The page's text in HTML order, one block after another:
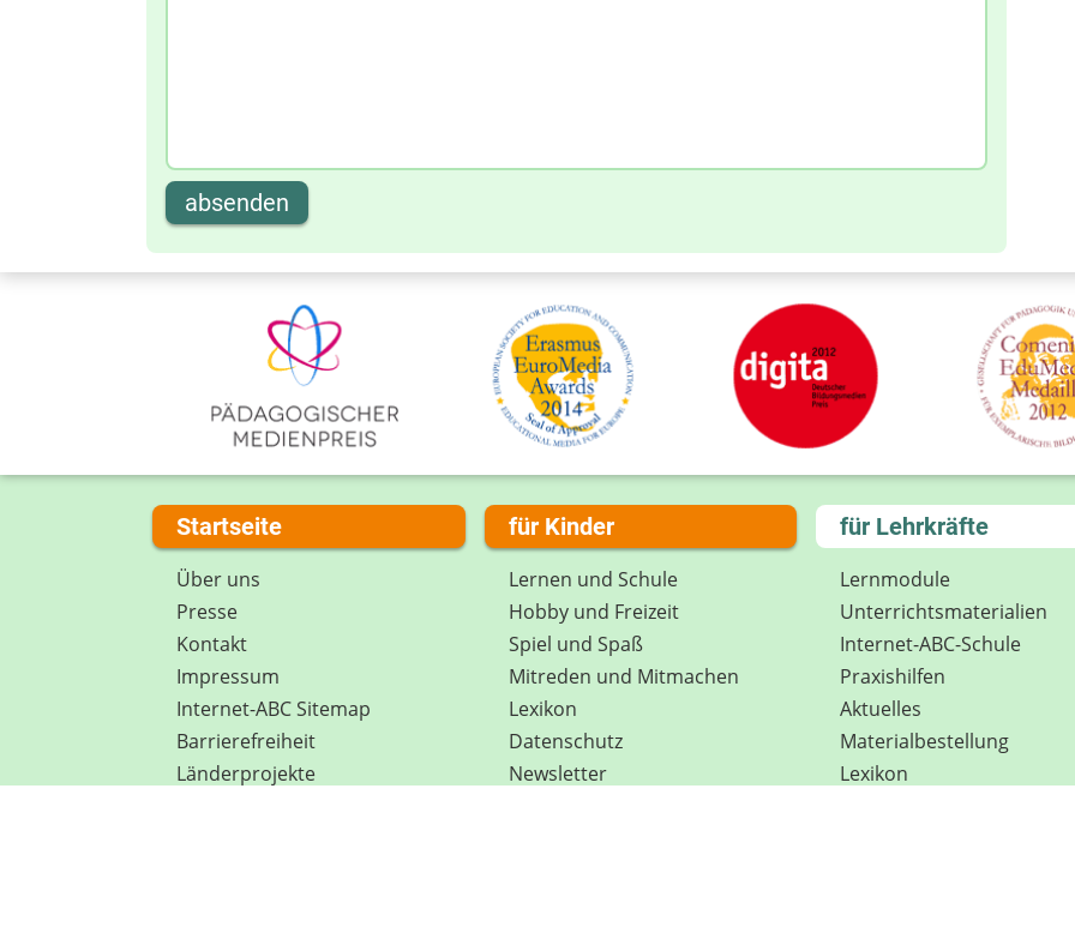
absenden
Startseite
Über uns
Presse
Kontakt
Impressum
Internet-ABC Sitemap
Barrierefreiheit
Länderprojekte
für Kinder
Lernen und Schule
Hobby und Freizeit
Spiel und Spaß
Mitreden und Mitmachen
Lexikon
Datenschutz
Newsletter
für Lehrkräfte
Lernmodule
Unterrichts­materialien
Internet-ABC-Schule
Praxishilfen
Aktuelles
Materialbestellung
Lexikon